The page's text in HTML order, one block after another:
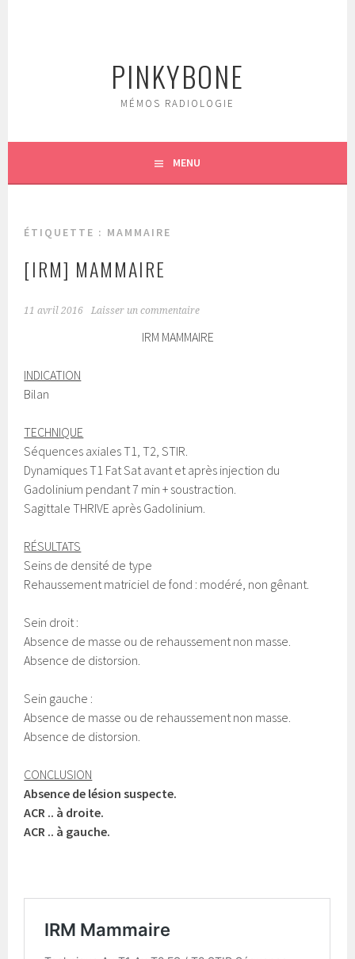
PINKYBONE
MÉMOS RADIOLOGIE
MENU
ÉTIQUETTE : MAMMAIRE
[IRM] MAMMAIRE
11 avril 2016 Laisser un commentaire
IRM MAMMAIRE
INDICATION
Bilan
TECHNIQUE
Séquences axiales T1, T2, STIR.
Dynamiques T1 Fat Sat avant et après injection du
Gadolinium pendant 7 min + soustraction.
Sagittale THRIVE après Gadolinium.
RÉSULTATS
Seins de densité de type
Rehaussement matriciel de fond : modéré, non gênant.
Sein droit :
Absence de masse ou de rehaussement non masse.
Absence de distorsion.
Sein gauche :
Absence de masse ou de rehaussement non masse.
Absence de distorsion.
CONCLUSION
Absence de lésion suspecte.
ACR .. à droite.
ACR .. à gauche.